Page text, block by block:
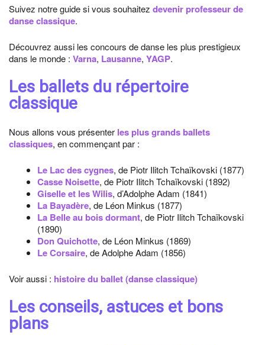
Suivez notre guide si vous souhaitez devenir professeur de
danse classique.
Découvrez aussi les concours de danse les plus prestigieux
dans le monde : Varna, Lausanne, YAGP.
Les ballets du répertoire
classique
Nous allons vous présenter les plus grands ballets
classiques, en commençant par :
Le Lac des cygnes, de Piotr Ilitch Tchaïkovski (1877)
Casse Noisette, de Piotr Ilitch Tchaïkovski (1892)
Giselle et les Wilis, d’Adolphe Adam (1841)
La Bayadère, de Léon Minkus (1877)
La Belle au bois dormant, de Piotr Ilitch Tchaïkovski
(1890)
Don Quichotte, de Léon Minkus (1869)
Le Corsaire, de Adolphe Adam (1856)
Voir aussi : histoire du ballet (danse classique)
Les conseils, astuces et bons
plans